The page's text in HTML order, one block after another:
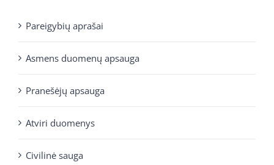
Pareigybių aprašai
Asmens duomenų apsauga
Pranešėjų apsauga
Atviri duomenys
Civilinė sauga